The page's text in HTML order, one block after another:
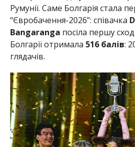
Румунії. Саме Болгарія стала
“Євробачення-2026”: співачка
Bangaranga посіла першу
Болгарії отримала 516 балів:
глядачів.